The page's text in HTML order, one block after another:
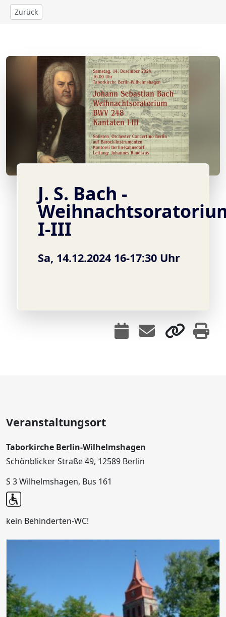
Zurück
J. S. Bach -
I-III
Sa, 14.12.2024 16-17:30 Uhr
Veranstaltungsort
Taborkirche Berlin-Wilhelmshagen
Schönblicker Straße 49, 12589 Berlin
S 3 Wilhelmshagen, Bus 161
kein Behinderten-WC!